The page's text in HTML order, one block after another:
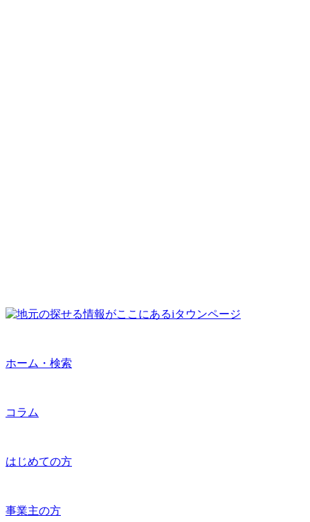
ホーム・検索
コラム
はじめての方
事業主の方